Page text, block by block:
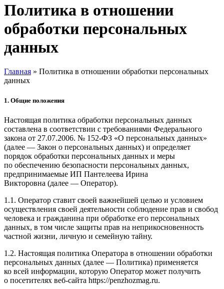
Политика в отношении
обработки персональных
данных
Главная » Политика в отношении обработки персональных
данных
1. Общие положения
Настоящая политика обработки персональных данных
составлена в соответствии с требованиями Федерального
закона от 27.07.2006. № 152-ФЗ «О персональных данных»
(далее — Закон о персональных данных) и определяет
порядок обработки персональных данных и меры
по обеспечению безопасности персональных данных,
предпринимаемые ИП Пантелеева Ирина
Викторовна (далее — Оператор).
1.1. Оператор ставит своей важнейшей целью и условием
осуществления своей деятельности соблюдение прав и свобод
человека и гражданина при обработке его персональных
данных, в том числе защиты прав на неприкосновенность
частной жизни, личную и семейную тайну.
1.2. Настоящая политика Оператора в отношении обработки
персональных данных (далее — Политика) применяется
ко всей информации, которую Оператор может получить
о посетителях веб-сайта https://penzhozmag.ru.